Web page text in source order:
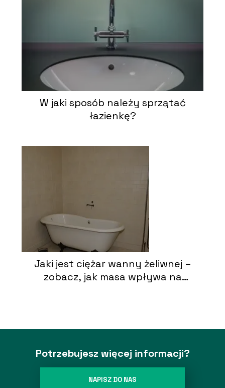
W jaki sposób należy sprzątać
łazienkę?
Jaki jest ciężar wanny żeliwnej –
zobacz, jak masa wpływa na
Potrzebujesz więcej informacji?
NAPISZ DO NAS